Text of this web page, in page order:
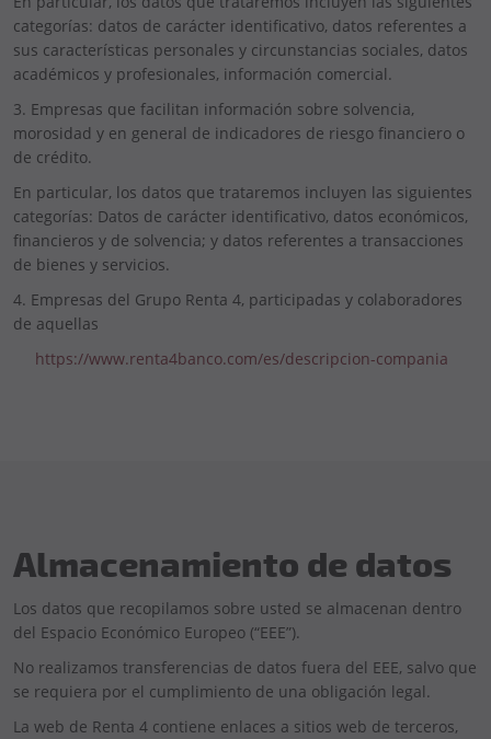
categorías: datos de carácter identificativo, datos referentes a
sus características personales y circunstancias sociales, datos
académicos y profesionales, información comercial.
3. Empresas que facilitan información sobre solvencia,
morosidad y en general de indicadores de riesgo financiero o
de crédito.
En particular, los datos que trataremos incluyen las siguientes
categorías: Datos de carácter identificativo, datos económicos,
financieros y de solvencia; y datos referentes a transacciones
de bienes y servicios.
4. Empresas del Grupo Renta 4, participadas y colaboradores
de aquellas
https://www.renta4banco.com/es/descripcion-compania
Almacenamiento de datos
Los datos que recopilamos sobre usted se almacenan dentro
del Espacio Económico Europeo (“EEE”).
No realizamos transferencias de datos fuera del EEE, salvo que
se requiera por el cumplimiento de una obligación legal.
La web de Renta 4 contiene enlaces a sitios web de terceros,